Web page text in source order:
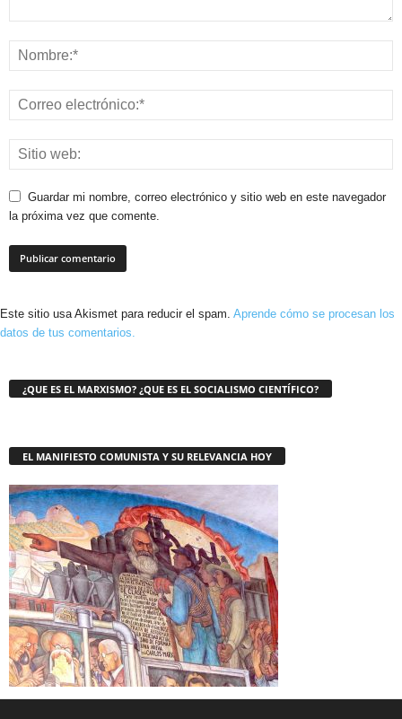
Guardar mi nombre, correo electrónico y sitio web en este navegador
la próxima vez que comente.
Este sitio usa Akismet para reducir el spam. Aprende cómo se procesan los
datos de tus comentarios.
¿QUE ES EL MARXISMO? ¿QUE ES EL SOCIALISMO CIENTÍFICO?
EL MANIFIESTO COMUNISTA Y SU RELEVANCIA HOY